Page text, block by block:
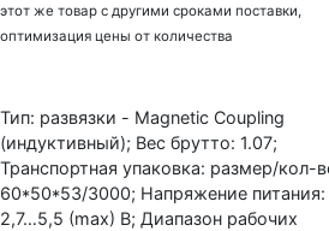
этот же товар с другими сроками поставки,
оптимизация цены от количества
Тип: развязки - Magnetic Coupling
(индуктивный); Вес брутто: 1.07;
Транспортная упаковка: размер/кол-
60*50*53/3000; Напряжение питания:
2,7…5,5 (max) В; Диапазон рабочих